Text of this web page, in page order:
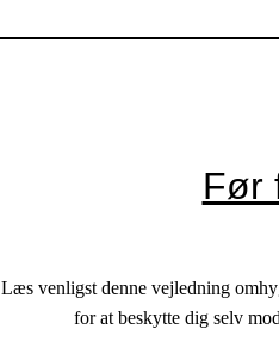
Før
Læs venligst denne vejledning
for at beskytte dig selv